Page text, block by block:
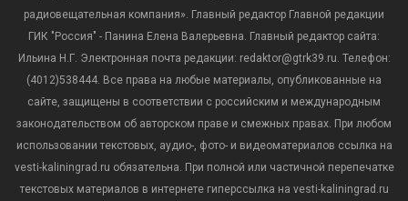
радиовещательная компания». Главный редактор Главной редакции
ГИК "Россия" - Панина Елена Валерьевна. Главный редактор сайта:
Ильина Н.Г. Электронная почта редакции: redaktor@gtrk39.ru. Телефон:
(4012)538444. Все права на любые материалы, опубликованные на
сайте, защищены в соответствии с российским и международным
законодательством об авторском праве и смежных правах. При любом
использовании текстовых, аудио-, фото- и видеоматериалов ссылка на
vesti-kaliningrad.ru обязательна. При полной или частичной перепечатке
текстовых материалов в интернете гиперссылка на vesti-kaliningrad.ru